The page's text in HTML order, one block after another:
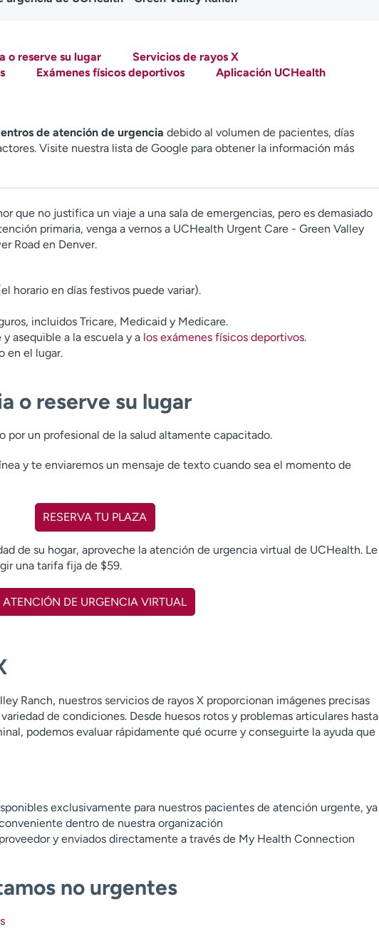
o reserve su lugar
Servicios de rayos X
Exámenes físicos deportivos
Aplicación UCHealth
de atención de urgencia debido al volumen de pacientes, días
Visite nuestra lista de Google para obtener la información más
que no justifica un viaje a una sala de emergencias, pero es demasiado
primaria, venga a vernos a UCHealth Urgent Care - Green Valley
Road en Denver.
horario en días festivos puede variar).
incluidos Tricare, Medicaid y Medicare.
asequible a la escuela y a los exámenes físicos deportivos.
en el lugar.
o reserve su lugar
por un profesional de la salud altamente capacitado.
y te enviaremos un mensaje de texto cuando sea el momento de
RESERVA TU PLAZA
de su hogar, aproveche la atención de urgencia virtual de UCHealth. Le
una tarifa fija de $59.
ATENCIÓN DE URGENCIA VIRTUAL
Ranch, nuestros servicios de rayos X proporcionan imágenes precisas
de condiciones. Desde huesos rotos y problemas articulares hasta
podemos evaluar rápidamente qué ocurre y conseguirte la ayuda que
exclusivamente para nuestros pacientes de atención urgente, ya
dentro de nuestra organización
y enviados directamente a través de My Health Connection
no urgentes